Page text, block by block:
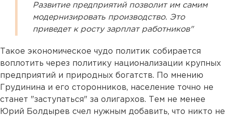
Развитие предприятий позволит им самим
модернизировать производство. Это
приведет к росту зарплат работников"
Такое экономическое чудо политик собирается
воплотить через политику национализации крупных
предприятий и природных богатств. По мнению
Грудинина и его сторонников, население точно не
станет "заступаться" за олигархов. Тем не менее
Юрий Болдырев счел нужным добавить, что никто не